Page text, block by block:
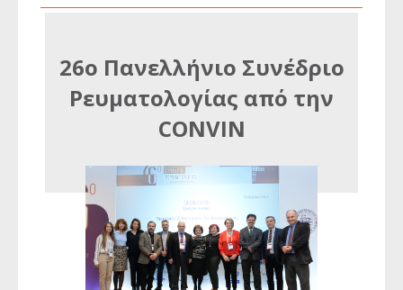
26ο Πανελλήνιο Συνέδριο
Ρευματολογίας από την
CONVIN